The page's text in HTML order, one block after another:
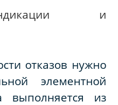
и
отказов нужно
элементной
выполняется из